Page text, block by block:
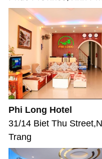
Phi Long Hotel
31/14 Biet Thu
Trang